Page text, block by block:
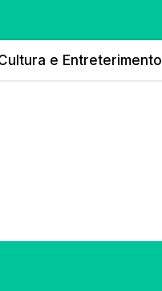
e Entreterimento